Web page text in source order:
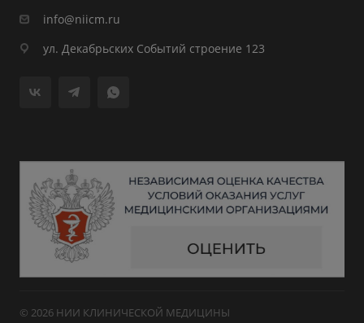
info@niicm.ru
ул. Декабрьских Событий строение 123
© 2026 НИИ КЛИНИЧЕСКОЙ МЕДИЦИНЫ